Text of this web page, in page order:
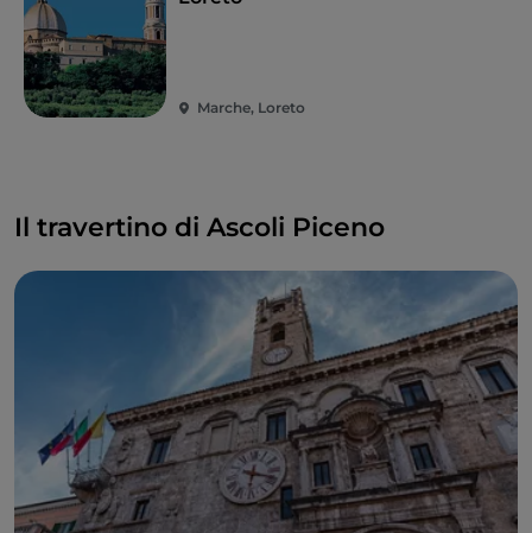
Marche, Loreto
Il travertino di Ascoli Piceno